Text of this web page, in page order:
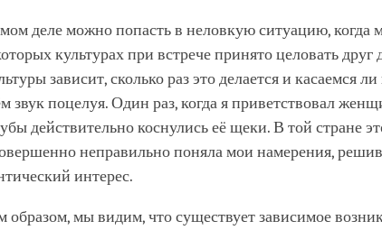
деле можно попасть в неловкую ситуацию, когда
культурах при встрече принято целовать
зависит, сколько раз это делается и касаемся
звук поцелуя. Один раз, когда я приветствовал
действительно коснулись её щеки. В той стране
неправильно поняла мои намерения,
интерес.
образом, мы видим, что существует зависимое